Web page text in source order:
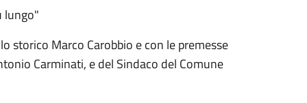
lungo"
storico Marco Carobbio e con le premesse
Carminati, e del Sindaco del Comune